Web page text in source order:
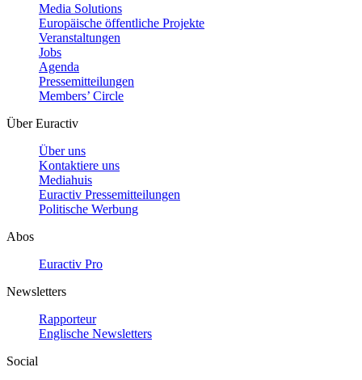
Media Solutions
Europäische öffentliche Projekte
Veranstaltungen
Jobs
Agenda
Pressemitteilungen
Members’ Circle
Über Euractiv
Über uns
Kontaktiere uns
Mediahuis
Euractiv Pressemitteilungen
Politische Werbung
Abos
Euractiv Pro
Newsletters
Rapporteur
Englische Newsletters
Social